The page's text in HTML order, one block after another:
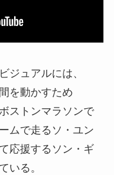
ジュアルには、
を動かすため
ストンマラソンで
ムで走るソ・ユン
応援するソン・ギ
いる。